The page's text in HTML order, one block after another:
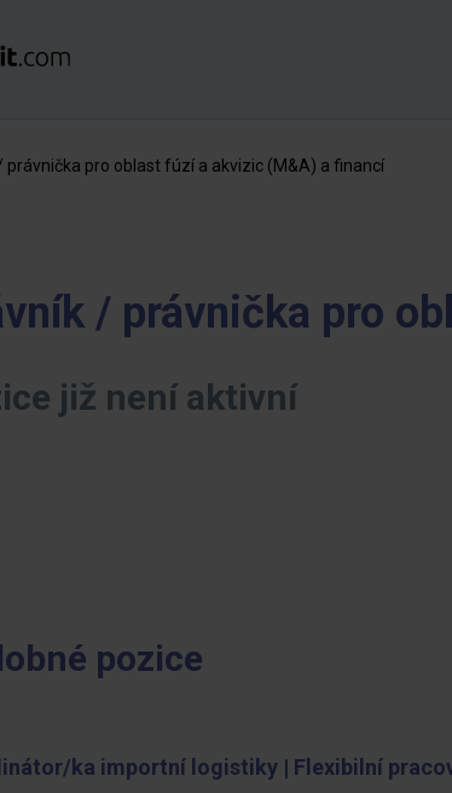
právnička pro oblast fúzí a akvizic (M&A) a financí
/ právnička pro
již není aktivní
pozice
ka importní logistiky | Flexibilní